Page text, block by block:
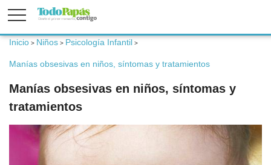
Embarazo
Inicio > Niños > Psicología Infantil >
Manías obsesivas en niños, síntomas y tratamientos
Manías obsesivas en niños, síntomas y
tratamientos